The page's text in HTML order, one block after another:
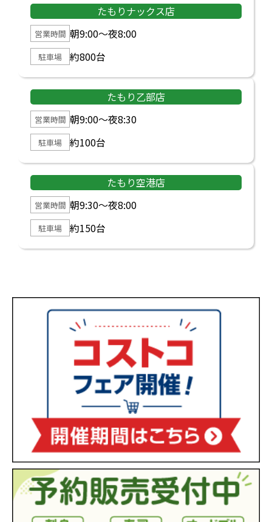
たもりナックス店
営業時間 朝9:00～夜8:00
駐車場 約800台
たもり乙部店
営業時間 朝9:00～夜8:30
駐車場 約100台
たもり空港店
営業時間 朝9:30～夜8:00
駐車場 約150台